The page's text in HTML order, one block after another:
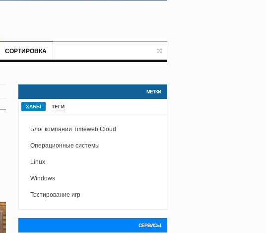
СОРТИРОВКА
МЕТКИ
ХАБЫ ТЕГИ
Блог компании Timeweb Cloud
Операционные системы
Linux
Windows
Тестирование игр
СЕРВИСЫ